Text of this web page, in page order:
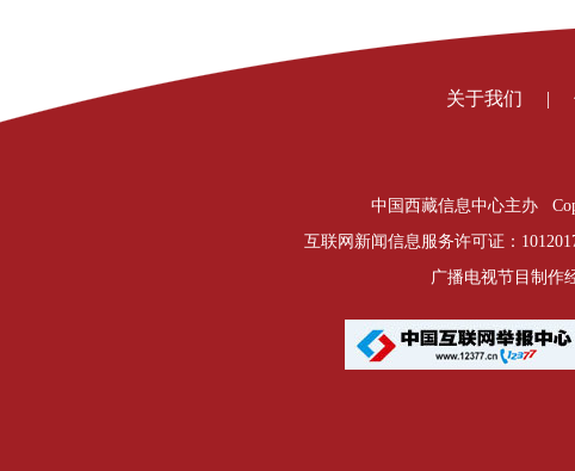
关于我们 |
中国西藏信息中心主办
互联网新闻信息服务许可证：
广播电视节目制作